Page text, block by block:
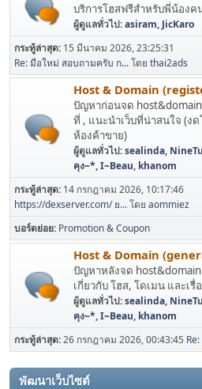
บริการโฮสฟรีสำหรับพี่น้องค
ผู้ดูแลทั่วไป:asiram,JicKaro
กระทู้ล่าสุด: 15 มีนาคม 2026, 23:25:31
Re: มือใหม่ สอบถามครับ ก...โดย thai2ads
Host & Domain
ปัญหาก่อนจด
ที่ , แนะนำเว็บที่น่าสนใจ (ง
ห้องค้าขาย)
ผู้ดูแลทั่วไป:sealinda,
คุง~*,I~Beau, khanom
กระทู้ล่าสุด: 14 กรกฎาคม 2026, 10:17:46
https://dexserver.com/ ย...โดย aommiez
บอร์ดย่อย Promotion & Coupon
Host & Domain
ปัญหาหลังจด
เกี่ยวกับ โฮส, โดเมน และเรื่
ผู้ดูแลทั่วไป:sealinda,
คุง~*,I~Beau, khanom
กระทู้ล่าสุด:26 กรกฎาคม 2026, 00:43:45
พัฒนาเว็บไซต์